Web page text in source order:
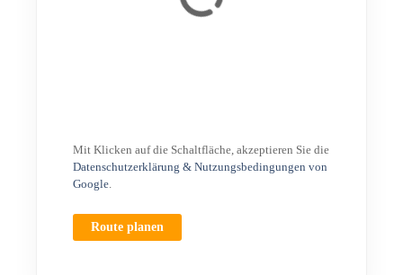
Mit Klicken auf die Schaltfläche, akzeptieren Sie die
Datenschutzerklärung & Nutzungsbedingungen von
Google
Route planen